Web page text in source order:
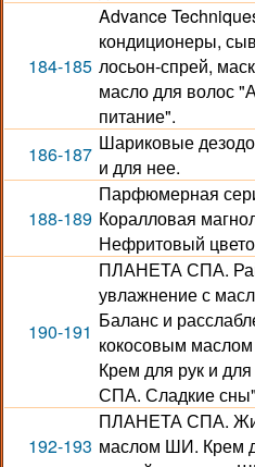
184-185
Advance
кондиционеры,
лосьон-спрей,
масло для волос
питание".
186-187 Шариковые
и для нее.
188-189
Парфюмерная
Коралловая
Нефритовый
190-191
ПЛАНЕТА СПА.
увлажнение с
Баланс и
кокосовым маслом
Крем для рук и
СПА. Сладкие
192-193
ПЛАНЕТА СПА.
маслом ШИ. Крем